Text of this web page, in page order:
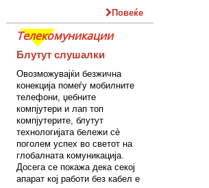
Повеќе
Телекомуникации
Блутут слушалки
Овозможувајќи безжична
конекција помеѓу мобилните
телефони, џебните
компјутери и лап топ
компјутерите, блутут
технологијата бележи сè
поголем успех во светот на
глобалната комуникација.
Досега се покажа дека секој
апарат кој работи без кабел е